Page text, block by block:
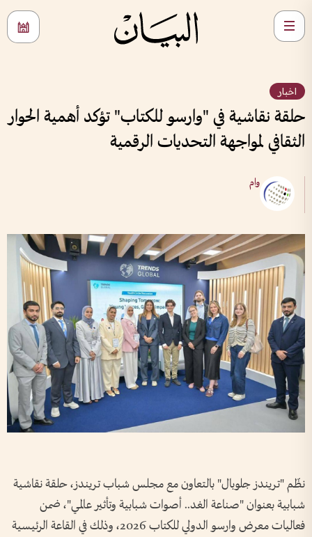
اخبار
حلقة نقاشية في "وارسو للكتاب" تؤكد أهمية الحوار
الثقافي لمواجهة التحديات الرقمية
وام
نظّم "تريندز جلوبال" بالتعاون مع مجلس شباب تريندز، حلقة نقاشية
شبابية بعنوان "صناعة الغد.. أصوات شبابية وتأثير عالمي"، ضمن
فعاليات معرض وارسو الدولي للكتاب 2026، وذلك في القاعة الرئيسية